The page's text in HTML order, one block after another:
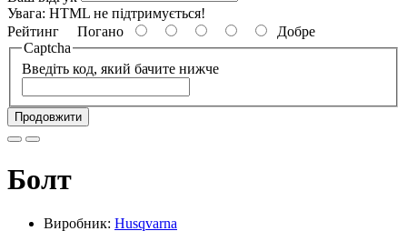
Увага: HTML не підтримується!
Рейтинг Погано
Добре
Captcha
Введіть код, який бачите нижче
Продовжити
Болт
Виробник: Husqvarna